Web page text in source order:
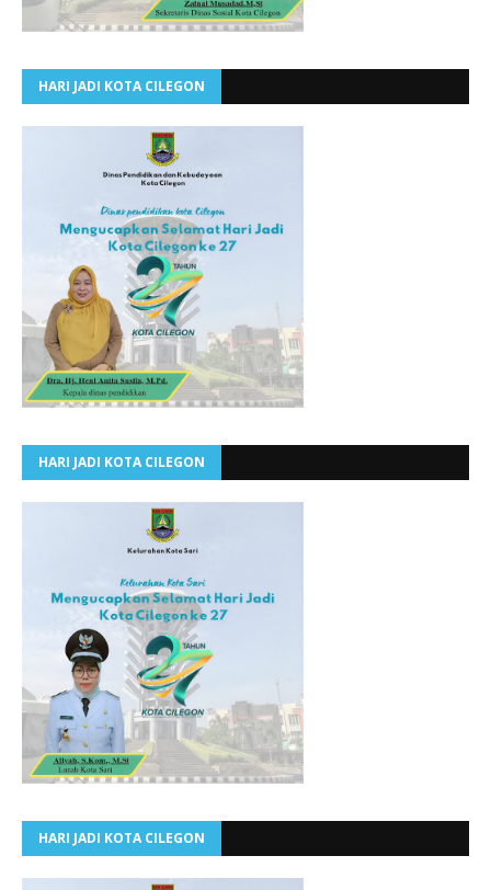
HARI JADI KOTA CILEGON
HARI JADI KOTA CILEGON
HARI JADI KOTA CILEGON